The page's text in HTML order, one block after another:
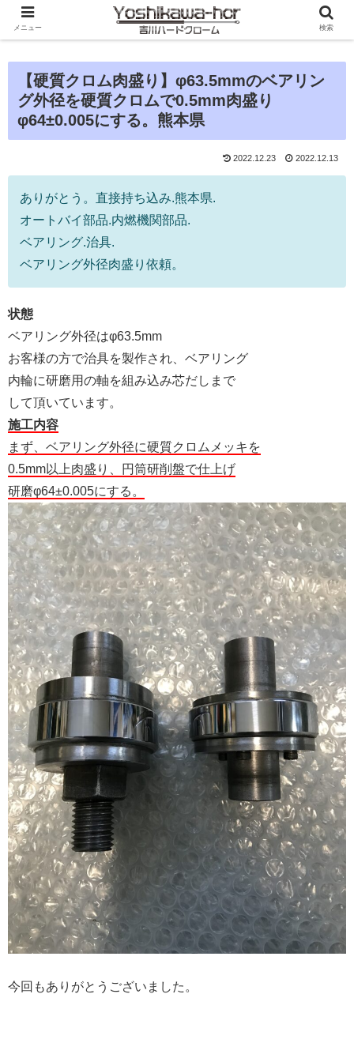
【硬質クロム肉盛り】φ63.5mmのベアリン
グ外径を硬質クロムで0.5mm肉盛り
φ64±0.005にする。熊本県
2022.12.23 2022.12.13
ありがとう。直接持ち込み.熊本県.
オートバイ部品.内燃機関部品.
ベアリング.治具.
ベアリング外径肉盛り依頼。
状態
ベアリング外径はφ63.5mm
お客様の方で治具を製作され、ベアリング
内輪に研磨用の軸を組み込み芯だしまで
して頂いています。
施工内容
まず、ベアリング外径に硬質クロムメッキを
0.5mm以上肉盛り、円筒研削盤で仕上げ
研磨φ64±0.005にする。
今回もありがとうございました。
メニュー 検索